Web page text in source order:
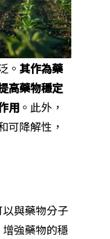
。 其作為藥
高藥物穩定
用 。此外，
可降解性，
以與藥物分子
強藥物的穩